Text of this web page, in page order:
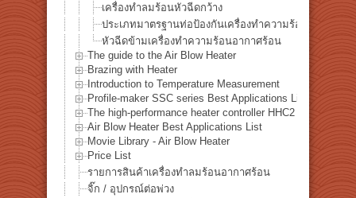
เครื่องทำลมร้อนหัวฉีดกว้าง
ประเภทมาตรฐานท่อป้องกันเครื่องทำความร้อนอากาศร้อ
หัวฉีดข้ามเครื่องทำความร้อนอากาศร้อน
The guide to the Air Blow Heater
Brazing with Heater
Introduction to Temperature Measurement
Profile-maker SSC series Best Applications List
The high-performance heater controller HHC2 series Best
Air Blow Heater Best Applications List
Movie Library - Air Blow Heater
Price List
รายการสินค้าเครื่องทำลมร้อนอากาศร้อน
จิ๊ก / อุปกรณ์ต่อพ่วง